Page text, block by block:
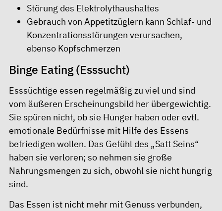
Störung des Elektrolythaushaltes
Gebrauch von Appetitzüglern kann Schlaf- und
Konzentrationsstörungen verursachen,
ebenso Kopfschmerzen
Binge Eating (Esssucht)
Esssüchtige essen regelmäßig zu viel und sind
vom äußeren Erscheinungsbild her übergewichtig.
Sie spüren nicht, ob sie Hunger haben oder evtl.
emotionale Bedürfnisse mit Hilfe des Essens
befriedigen wollen. Das Gefühl des „Satt Seins“
haben sie verloren; so nehmen sie große
Nahrungsmengen zu sich, obwohl sie nicht hungrig
sind.
Das Essen ist nicht mehr mit Genuss verbunden,